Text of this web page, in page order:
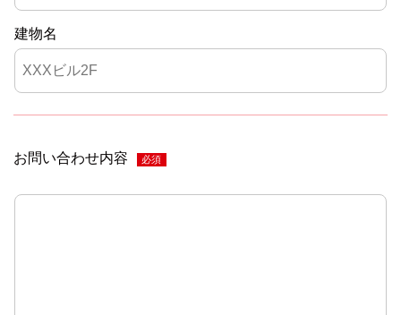
建物名
お問い合わせ内容 必須